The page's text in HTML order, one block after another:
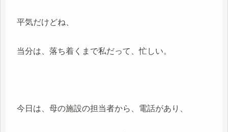
平気だけどね、
当分は、落ち着くまで私だって、忙しい。
今日は、母の施設の担当者から、電話があり、